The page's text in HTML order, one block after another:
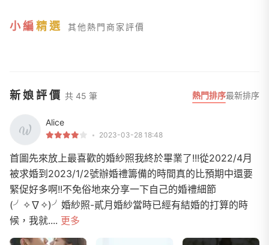
小編精選 其他熱門商家評價
新娘評價 共 45 筆 熱門排序最新排序
Alice
2023-03-28 18:48
首圖先來放上最喜歡的婚紗照我終於畢業了!!!從2022/4月
被求婚到2023/1/2號辦婚禮籌備的時間真的比預期中還要
緊促好多啊!!不免俗地來分享一下自己的婚禮細節
(╯✧∇✧)╯婚紗照-貳月婚紗當時已經有結婚的打算的時
候，我就.... 更多